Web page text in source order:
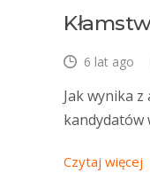
6 lat ago
Jak wynika
kandydatów
Czytaj więcej